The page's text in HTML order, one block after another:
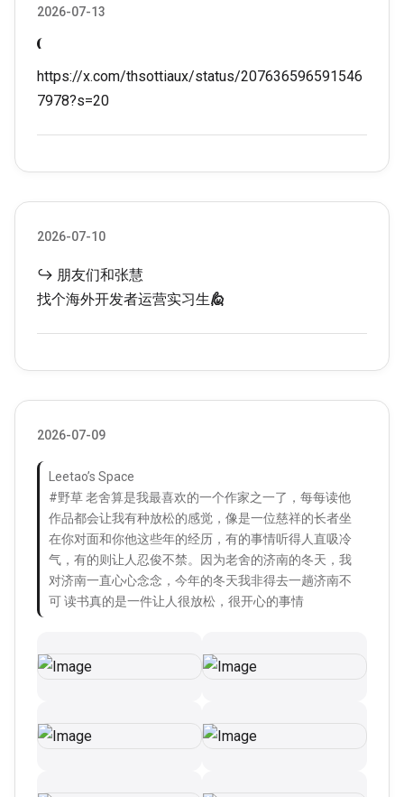
2026-07-13
https://x.com/thsottiaux/status/207636596591546
7978?s=20
2026-07-10
↪ 朋友们和张慧
找个海外开发者运营实习生🙋
2026-07-09
Leetao’s Space
#野草 老舍算是我最喜欢的一个作家之一了，每每读他
作品都会让我有种放松的感觉，像是一位慈祥的长者坐
在你对面和你他这些年的经历，有的事情听得人直吸冷
气，有的则让人忍俊不禁。因为老舍的济南的冬天，我
对济南一直心心念念，今年的冬天我非得去一趟济南不
可 读书真的是一件让人很放松，很开心的事情